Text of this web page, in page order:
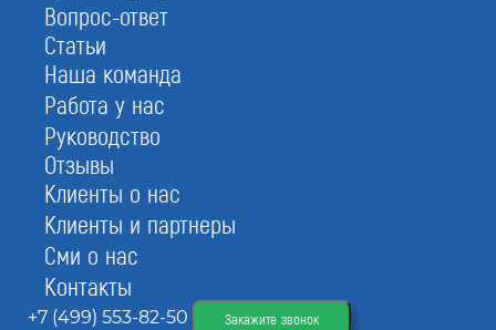
Вопрос-ответ
Статьи
Наша команда
Работа у нас
Руководство
Отзывы
Клиенты о нас
Клиенты и партнеры
Сми о нас
Контакты
+7 (499) 553-82-50 Закажите звонок